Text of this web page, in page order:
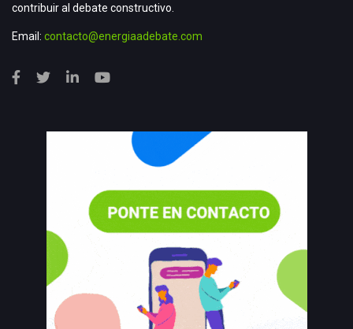
contribuir al debate constructivo.
Email: contacto@energiaadebate.com